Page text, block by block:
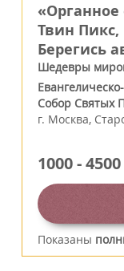
«Органное
Твин
Берегись
Шедевры
Собор Святых
г. Москва,
1000-4500
Показаны